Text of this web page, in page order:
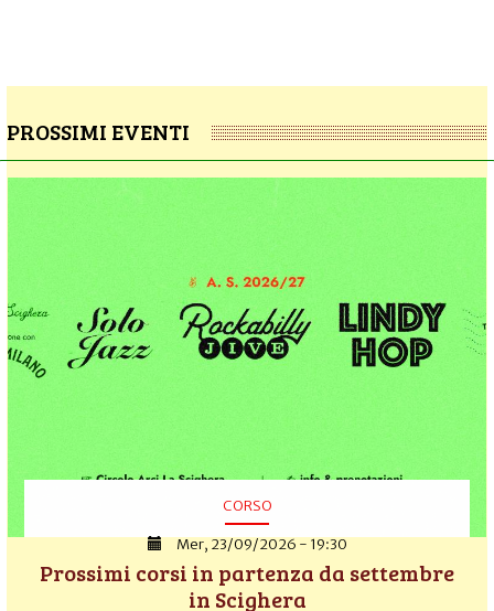
PROSSIMI EVENTI
CORSO
Mer, 23/09/2026 - 19:30
Prossimi corsi in partenza da settembre
in Scighera